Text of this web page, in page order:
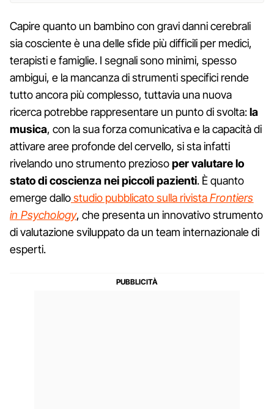
Capire quanto un bambino con gravi danni cerebrali
sia cosciente è una delle sfide più difficili per medici,
terapisti e famiglie. I segnali sono minimi, spesso
ambigui, e la mancanza di strumenti specifici rende
tutto ancora più complesso, tuttavia una nuova
ricerca potrebbe rappresentare un punto di svolta:la
musica, con la sua forza comunicativa e la capacità di
attivare aree profonde del cervello, si sta infatti
rivelando uno strumento preziosoper valutare lo
stato di coscienza nei piccoli pazienti. È quanto
emerge dallostudio pubblicato sulla rivistaFrontiers
in Psychology, che presenta un innovativo strumento
di valutazione sviluppato da un team internazionale di
esperti.